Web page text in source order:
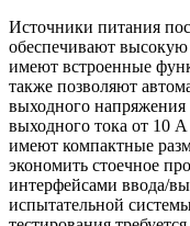
Источники питания
обеспечивают
имеют встроенные
также позволяют
выходного
выходного тока от 10
имеют компактные
экономить стоечное
интерфейсами ввода/
испытательной